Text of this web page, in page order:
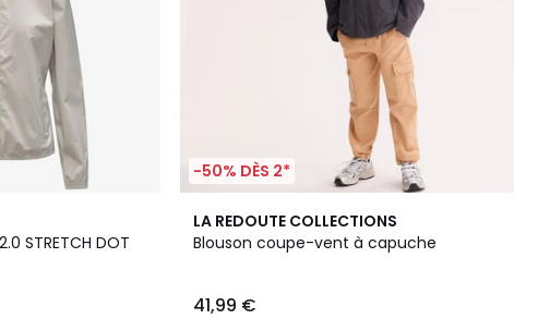
STRETCH DOT
-50% DÈS 2*
LA REDOUTE COLLECTIONS
Blouson coupe-vent à capuche
41,99 €